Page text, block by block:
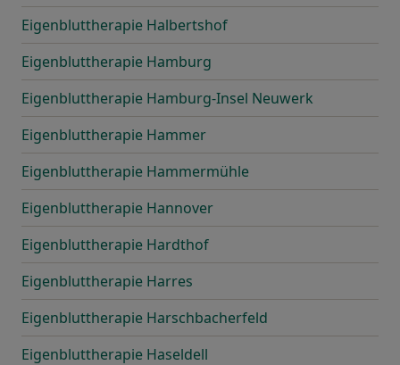
Eigenbluttherapie Halbertshof
Eigenbluttherapie Hamburg
Eigenbluttherapie Hamburg-Insel Neuwerk
Eigenbluttherapie Hammer
Eigenbluttherapie Hammermühle
Eigenbluttherapie Hannover
Eigenbluttherapie Hardthof
Eigenbluttherapie Harres
Eigenbluttherapie Harschbacherfeld
Eigenbluttherapie Haseldell